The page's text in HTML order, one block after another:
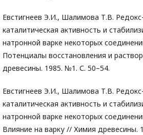
Евстигнеев Э.И., Шалимова Т.В.
каталитическая активность и
натронной варке некоторых
Потенциалы восстановления и
древесины. 1985. №1. С. 50–54.
Евстигнеев Э.И., Шалимова Т.В.
каталитическая активность и
натронной варке некоторых
Влияние на варку // Химия древесины.